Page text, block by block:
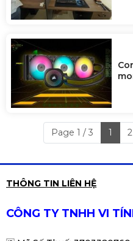
Page 1 / 3 1 2
THÔNG TIN LIÊN HỆ
CÔNG TY TNHH VI